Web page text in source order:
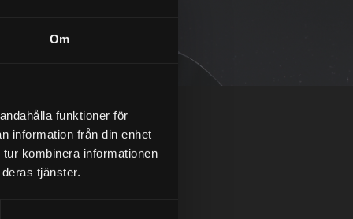
Om
funktioner för
information från din enhet
kombinera informationen
tjänster.